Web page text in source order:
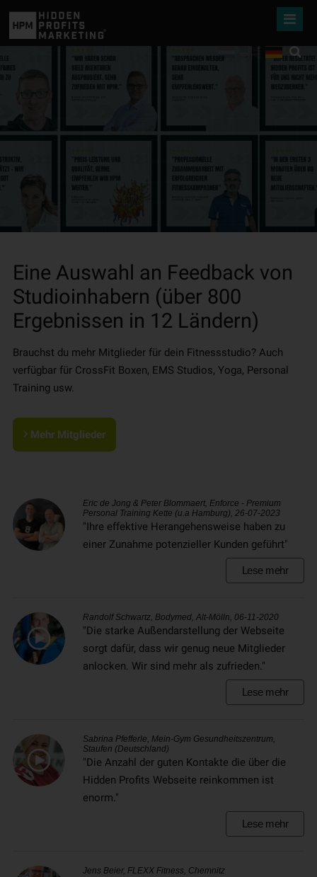
Eine Auswahl an Feedback von
Studioinhabern (über 800
Ergebnissen in 12 Ländern)
Brauchst du mehr Mitglieder für dein Fitnessstudio? Auch
verfügbar für CrossFit Boxen, EMS Studios, Yoga, Personal
Training usw.
Mehr Mitglieder
Eric de Jong & Peter Blommaert, Enforce - Premium
Personal Training Kette (u.a Hamburg), 26-07-2023
"Ihre effektive Herangehensweise haben zu
einer Zunahme potenzieller Kunden geführt"
Lese mehr
Randolf Schwartz, Bodymed, Alt-Mölln, 06-11-2020
"Die starke Außendarstellung der Webseite
sorgt dafür, dass wir genug neue Mitglieder
anlocken. Wir sind mehr als zufrieden."
Lese mehr
Sabrina Pfefferle, Mein-Gym Gesundheitszentrum,
Staufen (Deutschland)
"Die Anzahl der guten Kontakte die über die
Hidden Profits Webseite reinkommen ist
enorm."
Lese mehr
Jens Beier, FLEXX Fitness, Chemnitz